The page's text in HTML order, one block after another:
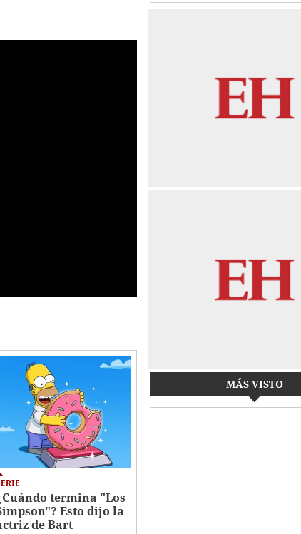
termina "Los
Esto dijo la
de Bart
MÁS VISTO